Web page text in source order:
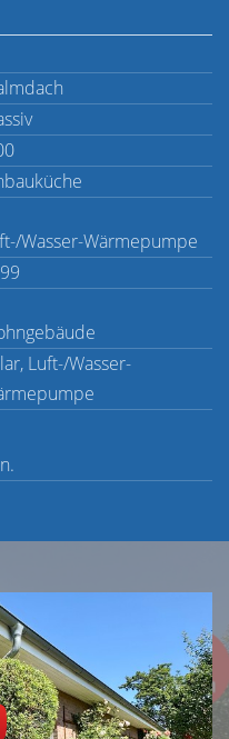
Wasser-Wärmepumpe
Luft-/Wasser-